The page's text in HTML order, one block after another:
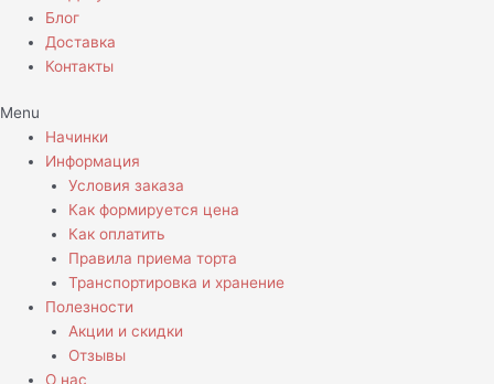
Блог
Доставка
Контакты
Menu
Начинки
Информация
Условия заказа
Как формируется цена
Как оплатить
Правила приема торта
Транспортировка и хранение
Полезности
Акции и скидки
Отзывы
О нас